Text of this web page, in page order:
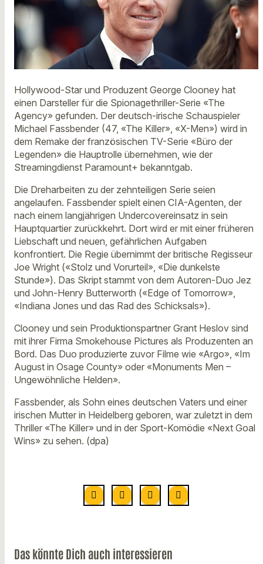
Hollywood-Star und Produzent George Clooney hat
einen Darsteller für die Spionagethriller-Serie «The
Agency» gefunden. Der deutsch-irische Schauspieler
Michael Fassbender (47, «The Killer», «X-Men») wird in
dem Remake der französischen TV-Serie «Büro der
Legenden» die Hauptrolle übernehmen, wie der
Streamingdienst Paramount+ bekanntgab.
Die Dreharbeiten zu der zehnteiligen Serie seien
angelaufen. Fassbender spielt einen CIA-Agenten, der
nach einem langjährigen Undercovereinsatz in sein
Hauptquartier zurückkehrt. Dort wird er mit einer früheren
Liebschaft und neuen, gefährlichen Aufgaben
konfrontiert. Die Regie übernimmt der britische Regisseur
Joe Wright («Stolz und Vorurteil», «Die dunkelste
Stunde»). Das Skript stammt von dem Autoren-Duo Jez
und John-Henry Butterworth («Edge of Tomorrow»,
«Indiana Jones und das Rad des Schicksals»).
Clooney und sein Produktionspartner Grant Heslov sind
mit ihrer Firma Smokehouse Pictures als Produzenten an
Bord. Das Duo produzierte zuvor Filme wie «Argo», «Im
August in Osage County» oder «Monuments Men –
Ungewöhnliche Helden».
Fassbender, als Sohn eines deutschen Vaters und einer
irischen Mutter in Heidelberg geboren, war zuletzt in dem
Thriller «The Killer» und in der Sport-Komödie «Next Goal
Wins» zu sehen. (dpa)
Das könnte Dich auch interessieren